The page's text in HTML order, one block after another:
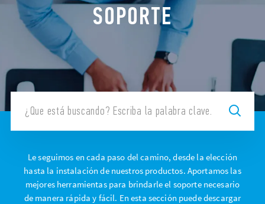
SOPORTE
Le seguimos en cada paso del camino, desde la elección
hasta la instalación de nuestros productos. Aportamos las
mejores herramientas para brindarle el soporte necesario
de manera rápida y fácil. En esta sección puede descargar